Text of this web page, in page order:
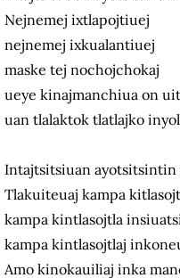
Nejnemej ixtlapojtiuej
nejnemej ixkualantiuej
maske tej nochojchokaj
ueye kinajmanchiua on
uan tlalaktok tlatlajko
Intajtsitsiuan
Tlakuiteuaj kampa
kampa kintlasojtla
kampa kintlasojtlaj
Amo kinokauiliaj inka